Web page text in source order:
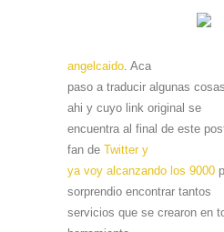
angelcaido . Aca
paso a traducir algunas
ahi y cuyo link original se
encuentra al final de este
fan de Twitter y
ya voy alcanzando los 9000
sorprendio encontrar tantos
servicios que se crearon en